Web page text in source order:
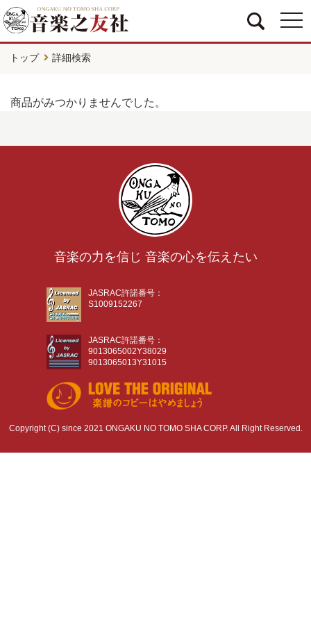
トップ 詳細検索
商品がみつかりませんでした。
音楽の力を信じ 音楽の心を伝えたい
JASRAC許諾番号：
S1009152267
JASRAC許諾番号：
9013065002Y38029
9013065013Y31015
Copyright (C) since 2021 ONGAKU NO TOMO SHA CORP. All Right Reserved.